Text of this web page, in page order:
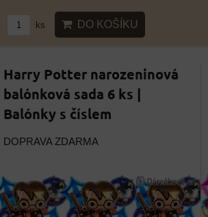
ks DO KOŠÍKU
Harry Potter narozeninová
balónková sada 6 ks |
Balónky s číslem
DOPRAVA ZDARMA